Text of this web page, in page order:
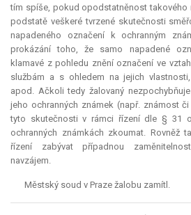
tím spíše, pokud opodstatněnost takového
podstatě veškeré tvrzené skutečnosti
napadeného označení k ochranným
prokázání toho, že samo napadené
klamavé z pohledu znění označení ve
službám a s ohledem na jejich
apod. Ačkoli tedy žalovaný
jeho ochranných známek (např. známost
tyto skutečnosti v rámci řízení dle § 31
ochranných známkách zkoumat. Rovněž
řízení zabývat případnou
navzájem.
Městský soud v Praze žalobu zamítl.